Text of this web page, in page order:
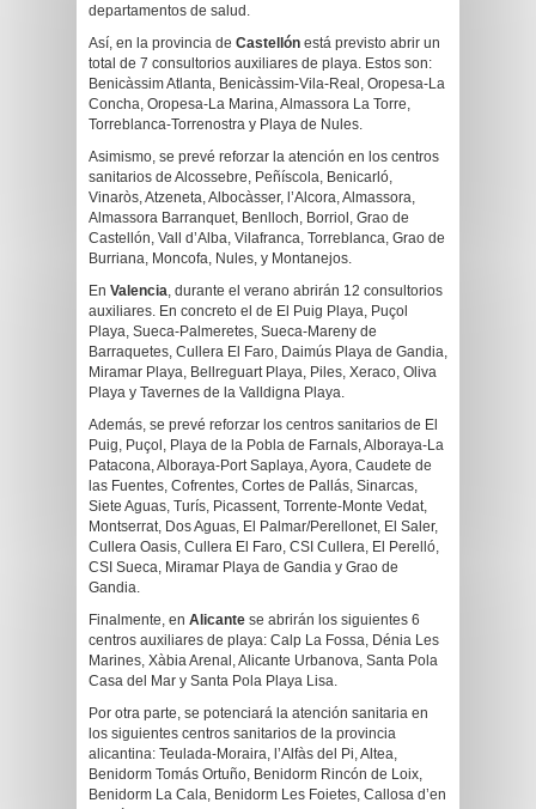
departamentos de salud.
Así, en la provincia de Castellón está previsto abrir un
total de 7 consultorios auxiliares de playa. Estos son:
Benicàssim Atlanta, Benicàssim-Vila-Real, Oropesa-La
Concha, Oropesa-La Marina, Almassora La Torre,
Torreblanca-Torrenostra y Playa de Nules.
Asimismo, se prevé reforzar la atención en los centros
sanitarios de Alcossebre, Peñíscola, Benicarló,
Vinaròs, Atzeneta, Albocàsser, l’Alcora, Almassora,
Almassora Barranquet, Benlloch, Borriol, Grao de
Castellón, Vall d’Alba, Vilafranca, Torreblanca, Grao de
Burriana, Moncofa, Nules, y Montanejos.
En Valencia, durante el verano abrirán 12 consultorios
auxiliares. En concreto el de El Puig Playa, Puçol
Playa, Sueca-Palmeretes, Sueca-Mareny de
Barraquetes, Cullera El Faro, Daimús Playa de Gandia,
Miramar Playa, Bellreguart Playa, Piles, Xeraco, Oliva
Playa y Tavernes de la Valldigna Playa.
Además, se prevé reforzar los centros sanitarios de El
Puig, Puçol, Playa de la Pobla de Farnals, Alboraya-La
Patacona, Alboraya-Port Saplaya, Ayora, Caudete de
las Fuentes, Cofrentes, Cortes de Pallás, Sinarcas,
Siete Aguas, Turís, Picassent, Torrente-Monte Vedat,
Montserrat, Dos Aguas, El Palmar/Perellonet, El Saler,
Cullera Oasis, Cullera El Faro, CSI Cullera, El Perelló,
CSI Sueca, Miramar Playa de Gandia y Grao de
Gandia.
Finalmente, en Alicante se abrirán los siguientes 6
centros auxiliares de playa: Calp La Fossa, Dénia Les
Marines, Xàbia Arenal, Alicante Urbanova, Santa Pola
Casa del Mar y Santa Pola Playa Lisa.
Por otra parte, se potenciará la atención sanitaria en
los siguientes centros sanitarios de la provincia
alicantina: Teulada-Moraira, l’Alfàs del Pi, Altea,
Benidorm Tomás Ortuño, Benidorm Rincón de Loix,
Benidorm La Cala, Benidorm Les Foietes, Callosa d’en